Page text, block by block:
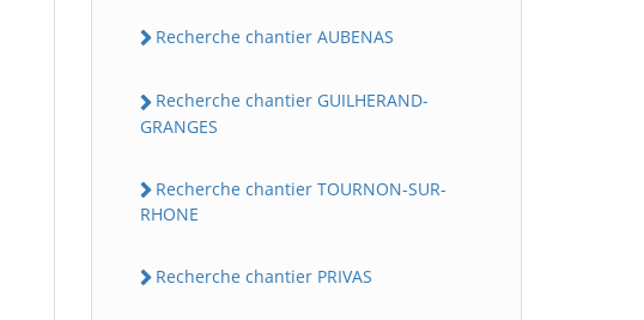
Recherche chantier AUBENAS
Recherche chantier GUILHERAND-
GRANGES
Recherche chantier TOURNON-SUR-
RHONE
Recherche chantier PRIVAS